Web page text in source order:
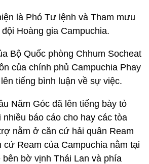
là Phó Tư lệnh và Tham mưu
Hoàng gia Campuchia.
Bộ Quốc phòng Chhum Socheat
của chính phủ Campuchia Phay
tiếng bình luận về sự việc.
Năm Góc đã lên tiếng bày tỏ
nhiều báo cáo cho hay các tòa
nằm ở căn cứ hải quân Ream
cứ Ream của Campuchia nằm tại
bên bờ vịnh Thái Lan và phía